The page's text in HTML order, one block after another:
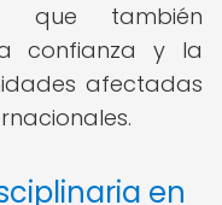
que también
confianza y la
afectadas
en